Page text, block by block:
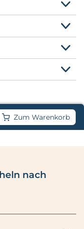
Zum Warenkorb
nach